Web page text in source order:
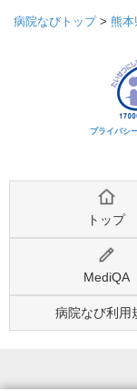
病院なびトップ> 熊本
プライバシ
トップ
MediQA
病院なび利用